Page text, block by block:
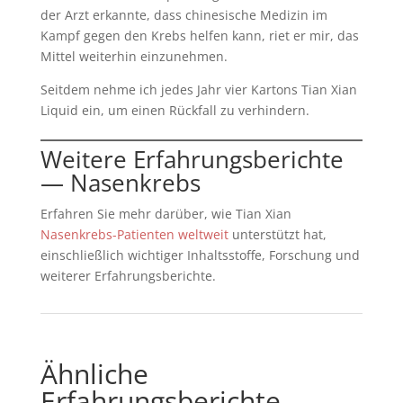
der Arzt erkannte, dass chinesische Medizin im
Kampf gegen den Krebs helfen kann, riet er mir, das
Mittel weiterhin einzunehmen.
Seitdem nehme ich jedes Jahr vier Kartons Tian Xian
Liquid ein, um einen Rückfall zu verhindern.
Weitere Erfahrungsberichte
— Nasenkrebs
Erfahren Sie mehr darüber, wie Tian Xian
Nasenkrebs-Patienten weltweitunterstützt hat,
einschließlich wichtiger Inhaltsstoffe, Forschung und
weiterer Erfahrungsberichte.
Ähnliche